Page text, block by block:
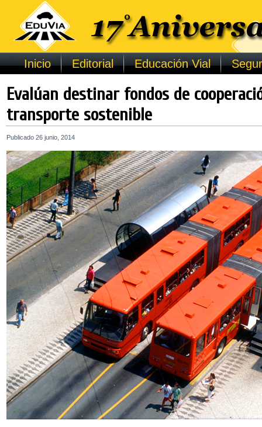
Inicio Editorial Educación Vial
Evalúan destinar fondos de
transporte sostenible
Publicado 26 junio, 2014